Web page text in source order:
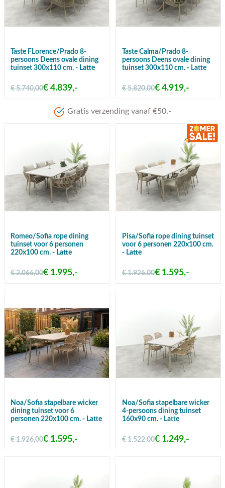
Taste FLorence/Prado 8-
persoons Deens ovale dining
tuinset 300x110 cm. - Latte
€ 5.740,00€ 4.839,-
Taste Calma/Prado 8-
persoons Deens ovale dining
tuinset 300x110 cm. - Latte
€ 5.820,00€ 4.919,-
Meer dan 80 jaar ervaring
Romeo/Sofia rope dining
tuinset voor 6 personen
220x100 cm. - Latte
€ 2.066,00€ 1.995,-
Pisa/Sofia rope dining tuinset
voor 6 personen 220x100 cm.
- Latte
€ 1.926,00€ 1.595,-
Noa/Sofia stapelbare wicker
dining tuinset voor 6
personen 220x100 cm. - Latte
€ 1.926,00€ 1.595,-
Noa/Sofia stapelbare wicker
4-persoons dining tuinset
160x90 cm. - Latte
€ 1.522,00€ 1.249,-